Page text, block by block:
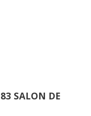
SALON DE